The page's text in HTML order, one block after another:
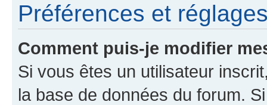
Préférences et
Comment puis-je modifier
Si vous êtes un utilisateur
la base de données du forum.